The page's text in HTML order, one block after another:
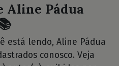
Aline Pádua
está lendo, Aline Pádua
conosco. Veja